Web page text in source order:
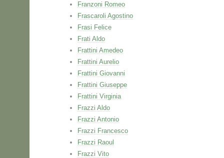
Franzoni Romeo
Frascaroli Agostino
Frasi Felice
Frati Aldo
Frattini Amedeo
Frattini Aurelio
Frattini Giovanni
Frattini Giuseppe
Frattini Virginia
Frazzi Aldo
Frazzi Antonio
Frazzi Francesco
Frazzi Raoul
Frazzi Vito